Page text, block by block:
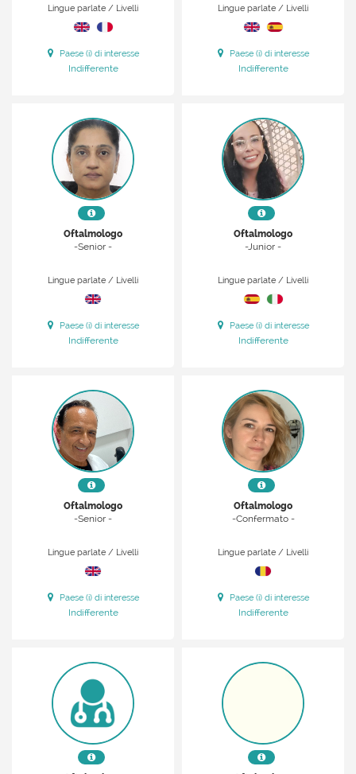
Lingue parlate / Livelli
Paese (i) di interesse
Indifferente
Lingue parlate / Livelli
Paese (i) di interesse
Indifferente
Oftalmologo
-Senior -
Lingue parlate / Livelli
Paese (i) di interesse
Indifferente
Oftalmologo
-Junior -
Lingue parlate / Livelli
Paese (i) di interesse
Indifferente
Oftalmologo
-Senior -
Lingue parlate / Livelli
Paese (i) di interesse
Indifferente
Oftalmologo
-Confermato -
Lingue parlate / Livelli
Paese (i) di interesse
Indifferente